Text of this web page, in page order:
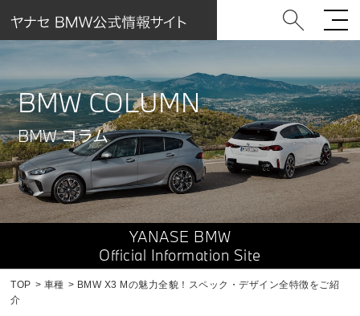
BMW COLUMN
BMW コラム
YANASE BMW
Official Information Site
TOP 車種
BMW X3 Mの魅力全貌！スペック・デザイン全特徴をご紹
介